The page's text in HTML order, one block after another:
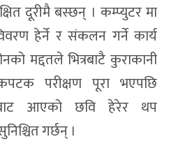
दूरीमै बस्छन् । कम्प्युटर मा
हेर्ने र संकलन गर्ने कार्य
मद्दतले भित्रबाटै कुराकानी
परीक्षण पूरा भएपछि
आएको छवि हेरेर थप
गर्छन् ।